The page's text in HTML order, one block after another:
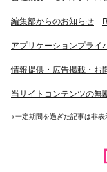
編集部からのお知らせ
アプリケーションプライ
情報提供・広告掲載・お
当サイトコンテンツの無
※一定期間を過ぎた記事は非